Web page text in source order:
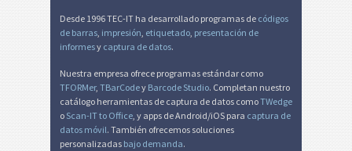
Desde 1996 TEC-IT ha desarrollado programas de códigos
de barras impresión etiquetado presentación de
informesy captura de datos.
Nuestra empresa ofrece programas estándar como
TFORMer, TBarCodey Barcode Studio. Completan nuestro
catálogo herramientas de captura de datos comoTWedge
o Scan-IT to Office , y apps de Android/iOS para captura de
datos móvil. También ofrecemos soluciones
personalizadas bajo demanda.